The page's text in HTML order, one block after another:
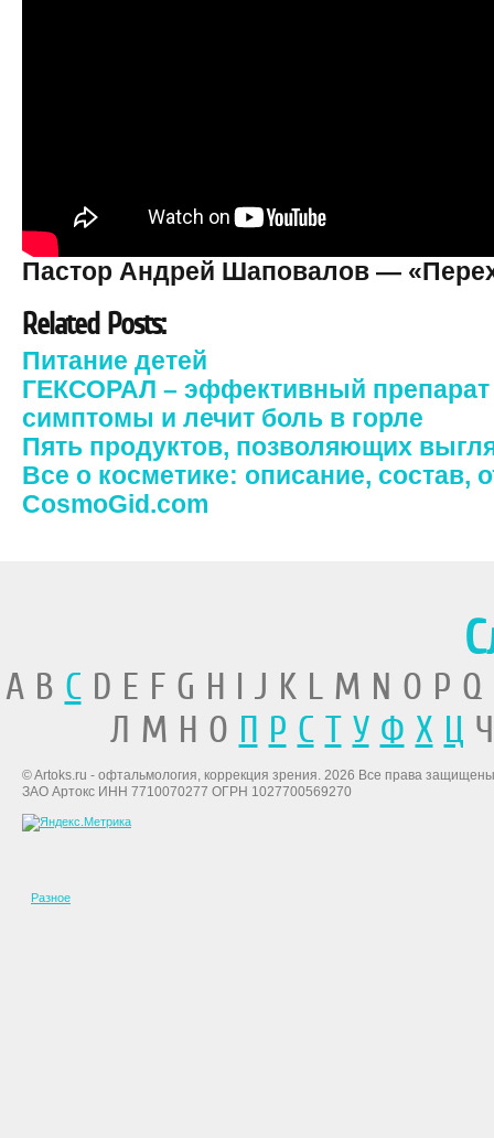
Пастор Андрей Шаповалов —
Related Posts:
Питание детей
ГЕКСОРАЛ – эффективный препарат
симптомы и лечит боль в горле
Пять продуктов, позволяющих
Все о косметике: описание, состав,
CosmoGid.com
A B CD E F G H I J K L M N O P
Л М Н О П Р С Т У Ф Х Ц
© Artoks.ru - офтальмология, коррекция зрения. 2026 Все права
ЗАО Артокс ИНН 7710070277 ОГРН 1027700569270
Разное